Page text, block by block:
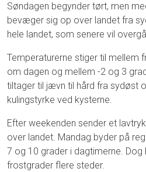
Søndagen begynder tørt, men
bevæger sig op over landet fra
hele landet, som senere vil
Temperaturerne stiger til mellem
om dagen og mellem -2 og 3
tiltager til jævn til hård fra sydøst
kulingstyrke ved kysterne.
Efter weekenden sender et
over landet. Mandag byder på
7 og 10 grader i dagtimerne.
frostgrader flere steder.